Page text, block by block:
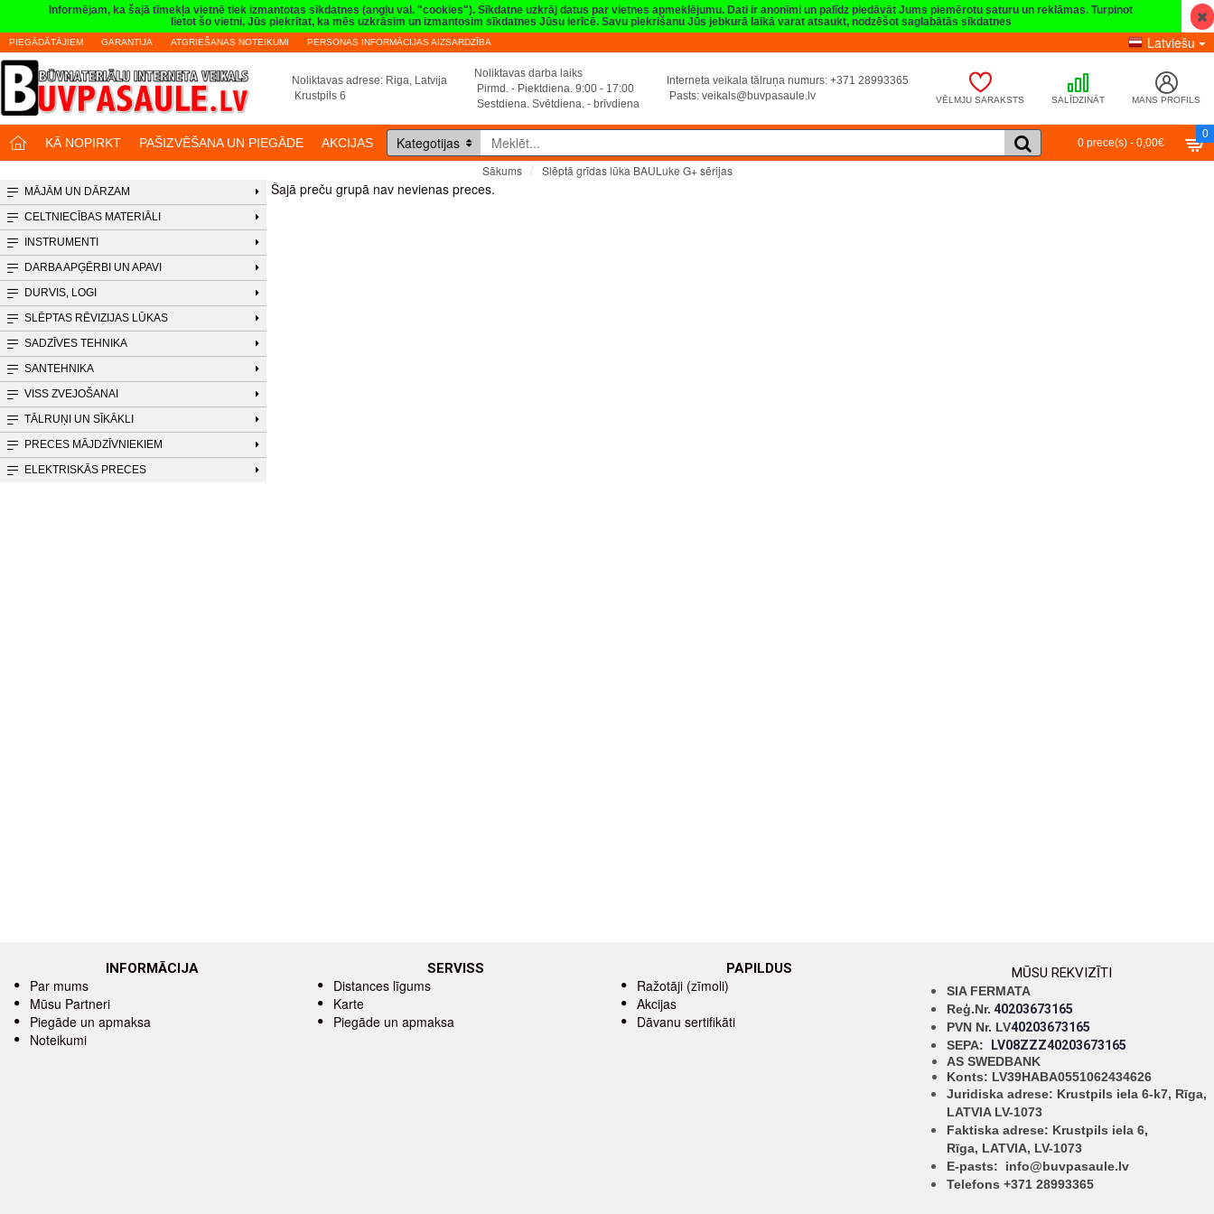
Informējam, ka šajā tīmekļa vietnē tiek izmantotas sīkdatnes (angļu val. "cookies"). Sīkdatne uzkrāj datus par vietnes apmeklējumu. Dati ir anonīmi un palīdz piedāvāt Jums piemērotu saturu un reklāmas. Turpinot
lietot šo vietni, Jūs piekrītat, ka mēs uzkrāsim un izmantosim sīkdatnes Jūsu ierīcē. Savu piekrišanu Jūs jebkurā laikā varat atsaukt, nodzēšot saglabātās sīkdatnes
PIEGĀDĀTĀJIEM GARANTIJA ATGRIEŠANAS NOTEIKUMI PERSONAS INFORMĀCIJAS AIZSARDZĪBA Latviešu
Noliktavas adrese: Riga, Latvija
Krustpils 6
Noliktavas darba laiks
Pirmd. - Piektdiena. 9:00 - 17:00
Sestdiena. Svētdiena. - brīvdiena
Interneta veikala tālruņa numurs: +371 28993365
Pasts: veikals@buvpasaule.lv VĒLMJU SARAKSTS SALĪDZINĀT MANS PROFILS
KĀ NOPIRKT PAŠIZVĒŠANA UN PIEGĀDE AKCIJAS Kategotijas 0 prece(s) - 0,00€
0
Sākums Slēptā grīdas lūka BAULuke G+ sērijas
MĀJĀM UN DĀRZAM
CELTNIECĪBAS MATERIĀLI
INSTRUMENTI
DARBA APĢĒRBI UN APAVI
DURVIS, LOGI
SLĒPTAS RĒVIZIJAS LŪKAS
SADZĪVES TEHNIKA
SANTEHNIKA
VISS ZVEJOŠANAI
TĀLRUŅI UN SĪKĀKLI
PRECES MĀJDZĪVNIEKIEM
ELEKTRISKĀS PRECES
Šajā preču grupā nav nevienas preces.
INFORMĀCIJA
Par mums
Mūsu Partneri
Piegāde un apmaksa
Noteikumi
SERVISS
Distances līgums
Karte
Piegāde un apmaksa
PAPILDUS
Ražotāji (zīmoli)
Akcijas
Dāvanu sertifikāti
MŪSU REKVIZĪTI
SIA FERMATA
Reģ.Nr. 40203673165
PVN Nr. LV40203673165
SEPA:
LV08ZZZ40203673165
AS SWEDBANK
Konts: LV39HABA0551062434626
Juridiska adrese: Krustpils iela 6-k7, Rīga,
LATVIA LV-1073
Faktiska adrese: Krustpils iela 6,
Rīga, LATVIA, LV-1073
E-pasts: info@buvpasaule.lv
Telefons +371 28993365